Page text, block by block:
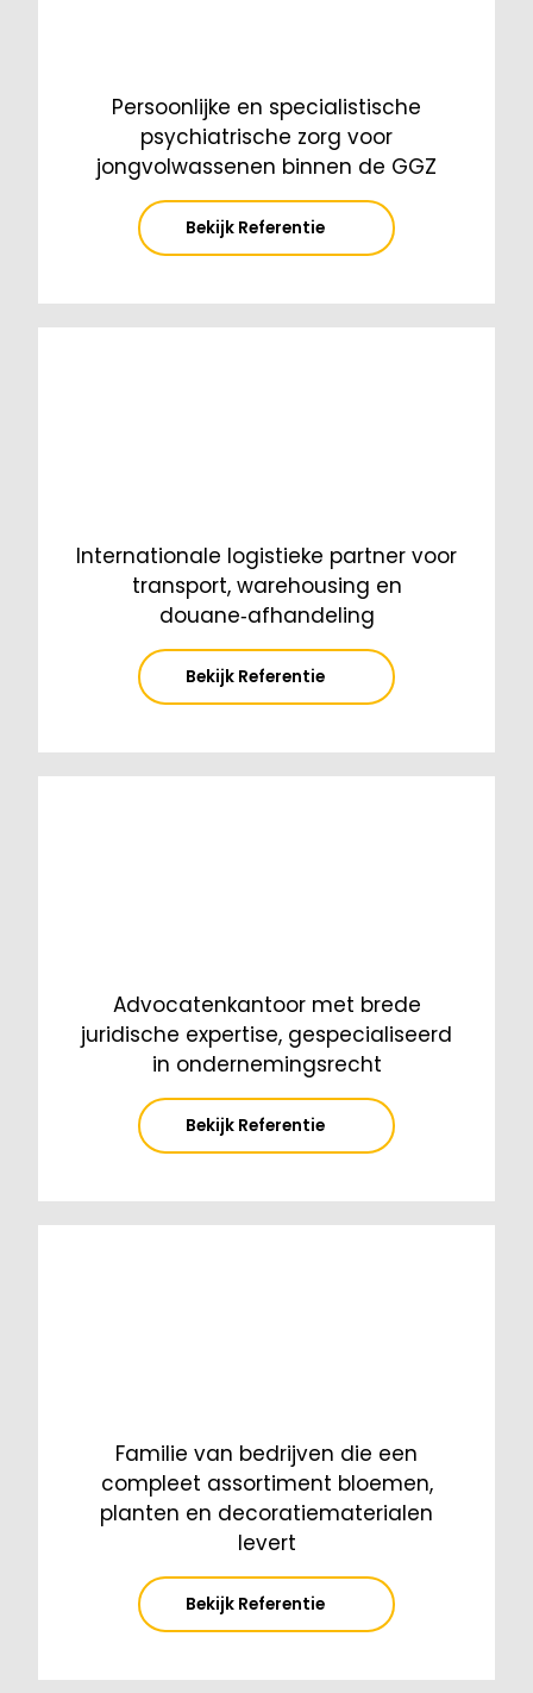
Persoonlijke en specialistische
psychiatrische zorg voor
jongvolwassenen binnen de GGZ
Bekijk Referentie
Internationale logistieke partner voor
transport, warehousing en
douane‑afhandeling
Bekijk Referentie
Advocatenkantoor met brede
juridische expertise, gespecialiseerd
in ondernemingsrecht
Bekijk Referentie
Familie van bedrijven die een
compleet assortiment bloemen,
planten en decoratiematerialen
levert
Bekijk Referentie